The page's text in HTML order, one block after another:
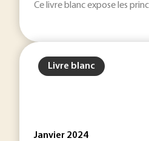
Ce livre blanc expose les
Livre blanc
Janvier 2024